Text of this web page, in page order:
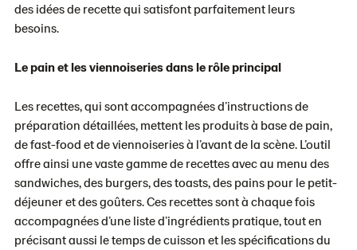
des idées de recette qui satisfont parfaitement leurs
besoins.
Le pain et les viennoiseries dans le rôle principal
Les recettes, qui sont accompagnées d’instructions de
préparation détaillées, mettent les produits à base de pain,
de fast-food et de viennoiseries à l’avant de la scène. L’outil
offre ainsi une vaste gamme de recettes avec au menu des
sandwiches, des burgers, des toasts, des pains pour le petit-
déjeuner et des goûters. Ces recettes sont à chaque fois
accompagnées d’une liste d’ingrédients pratique, tout en
précisant aussi le temps de cuisson et les spécifications du